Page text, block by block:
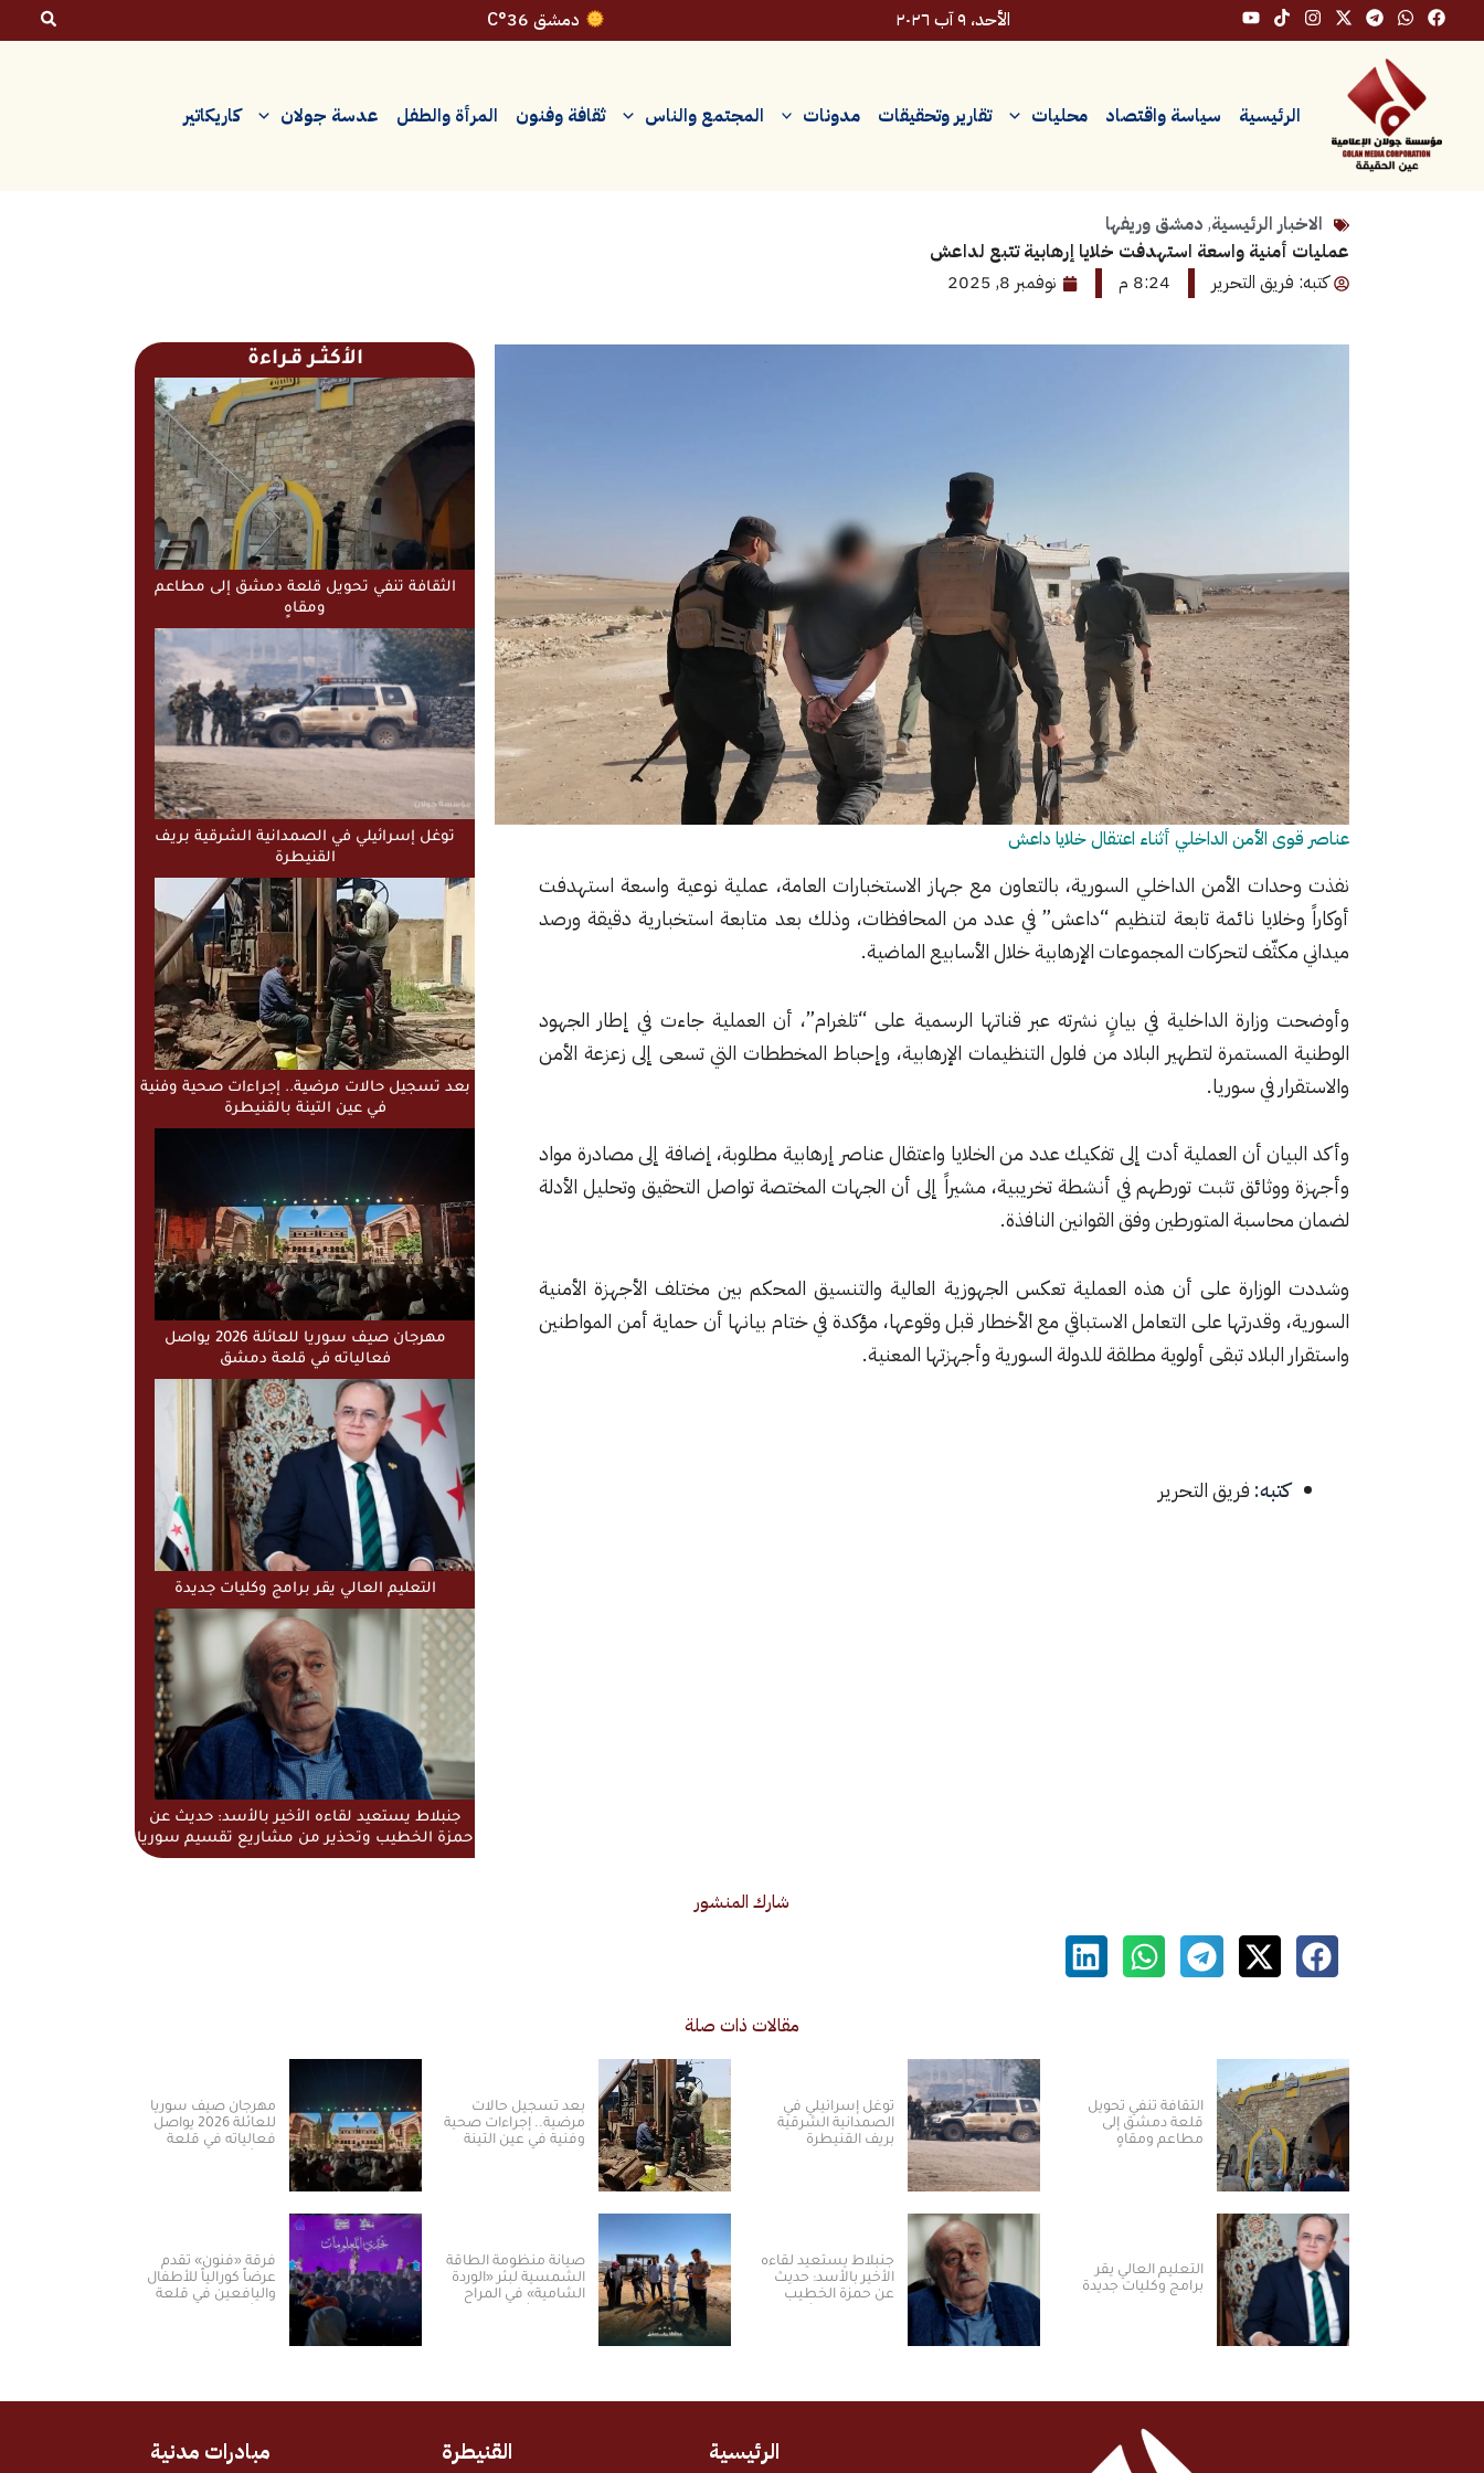
تخطي
إلى
الأحد، ٩ آب ٢٠٢٦ دمشق 36°C
الرئيسية سياسة واقتصاد محليات تقارير وتحقيقات مدونات المجتمع والناس ثقافة وفنون المرأة والطفل عدسة جولان كاريكاتير
الاخبار الرئيسية, دمشق وريفها
عمليات أمنية واسعة استهدفت خلايا إرهابية تتبع لداعش
كتبه: فريق التحرير
8:24 م نوفمبر 8, 2025
عناصر قوى الأمن الداخلي أثناء اعتقال خلايا داعش
نفذت وحدات الأمن الداخلي السورية، بالتعاون مع جهاز الاستخبارات العامة، عملية نوعية واسعة استهدفت
أوكاراً وخلايا نائمة تابعة لتنظيم “داعش” في عدد من المحافظات، وذلك بعد متابعة استخبارية دقيقة ورصد
ميداني مكثّف لتحركات المجموعات الإرهابية خلال الأسابيع الماضية.
وأوضحت وزارة الداخلية في بيانٍ نشرته عبر قناتها الرسمية على “تلغرام”، أن العملية جاءت في إطار الجهود
الوطنية المستمرة لتطهير البلاد من فلول التنظيمات الإرهابية، وإحباط المخططات التي تسعى إلى زعزعة الأمن
والاستقرار في سوريا.
وأكد البيان أن العملية أدت إلى تفكيك عدد من الخلايا واعتقال عناصر إرهابية مطلوبة، إضافة إلى مصادرة مواد
وأجهزة ووثائق تثبت تورطهم في أنشطة تخريبية، مشيراً إلى أن الجهات المختصة تواصل التحقيق وتحليل الأدلة
لضمان محاسبة المتورطين وفق القوانين النافذة.
وشددت الوزارة على أن هذه العملية تعكس الجهوزية العالية والتنسيق المحكم بين مختلف الأجهزة الأمنية
السورية، وقدرتها على التعامل الاستباقي مع الأخطار قبل وقوعها، مؤكدة في ختام بيانها أن حماية أمن المواطنين
واستقرار البلاد تبقى أولوية مطلقة للدولة السورية وأجهزتها المعنية.
كتبه: فريق التحرير
الأكثــر قـراءة
الثقافة تنفي تحويل قلعة دمشق إلى مطاعم
ومقاهٍ
توغل إسرائيلي في الصمدانية الشرقية بريف
القنيطرة
بعد تسجيل حالات مرضية.. إجراءات صحية وفنية
في عين التينة بالقنيطرة
مهرجان صيف سوريا للعائلة 2026 يواصل
فعالياته في قلعة دمشق
التعليم العالي يقر برامج وكليات جديدة
جنبلاط يستعيد لقاءه الأخير بالأسد: حديث عن
حمزة الخطيب وتحذير من مشاريع تقسيم سوريا
شارك المنشور
مقالات ذات صلة
الثقافة تنفي تحويل
قلعة دمشق إلى
مطاعم ومقاهٍ
توغل إسرائيلي في
الصمدانية الشرقية
بريف القنيطرة
بعد تسجيل حالات
مرضية.. إجراءات صحية
وفنية في عين التينة
مهرجان صيف سوريا
للعائلة 2026 يواصل
فعالياته في قلعة
التعليم العالي يقر
برامج وكليات جديدة
جنبلاط يستعيد لقاءه
الأخير بالأسد: حديث
عن حمزة الخطيب
صيانة منظومة الطاقة
الشمسية لبئر «الوردة
الشامية» في المراح
فرقة «فنون» تقدم
عرضاً كورالياً للأطفال
واليافعين في قلعة
الرئيسية
القنيطرة
مبادرات مدنية